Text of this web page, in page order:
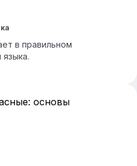
в правильном